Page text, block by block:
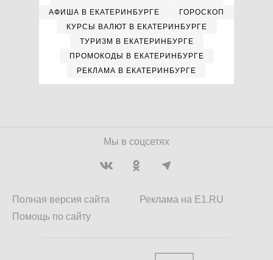
АФИША В ЕКАТЕРИНБУРГЕ
ГОРОСКОП
КУРСЫ ВАЛЮТ В ЕКАТЕРИНБУРГЕ
ТУРИЗМ В ЕКАТЕРИНБУРГЕ
ПРОМОКОДЫ В ЕКАТЕРИНБУРГЕ
РЕКЛАМА В ЕКАТЕРИНБУРГЕ
Мы в соцсетях
Полная версия сайта
Помощь по сайту
Реклама на E1.RU